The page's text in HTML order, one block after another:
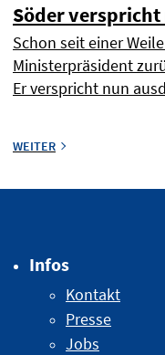
Söder verspricht
Schon seit einer
Ministerpräsident
Er verspricht nun
WEITER
Infos
Kontakt
Presse
Jobs